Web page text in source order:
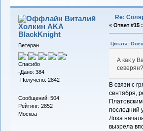
Виталий
Холкин AKA
BlackKnight
Ветеран
Спасибо
-Дано: 384
-Получено: 2842
Сообщений: 504
Рейтинг: 2852
Москва
Re:
« Ответ #15 :
Цитата:
А как у
северян?
В связи с
сентября,
последний
Лоза
вызрела